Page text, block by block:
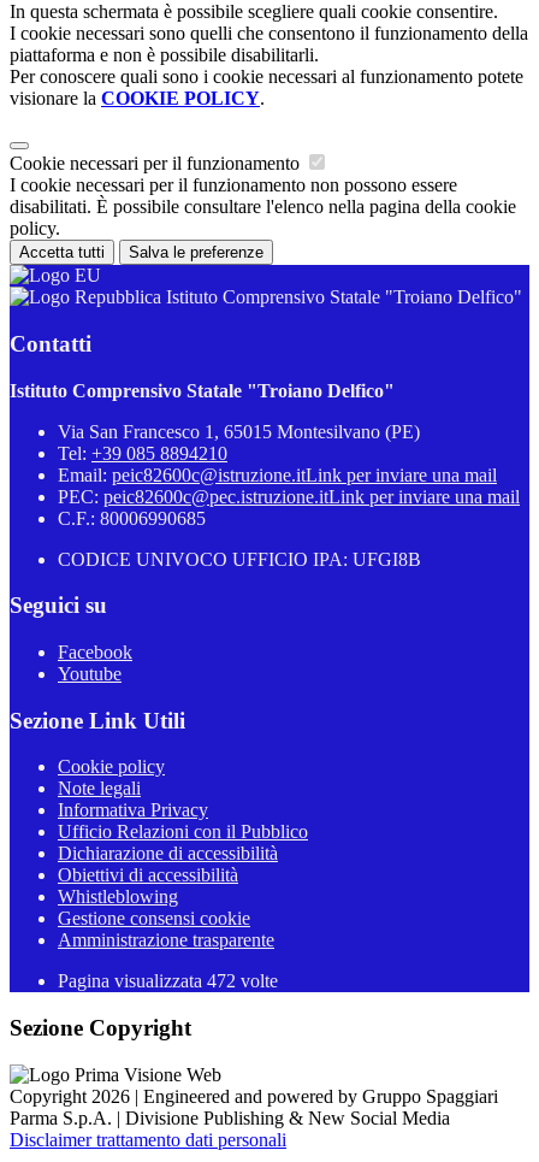
In questa schermata è possibile scegliere quali cookie consentire.
I cookie necessari sono quelli che consentono il funzionamento della
piattaforma e non è possibile disabilitarli.
Per conoscere quali sono i cookie necessari al funzionamento potete
visionare la COOKIE POLICY.
Cookie necessari per il funzionamento
I cookie necessari per il funzionamento non possono essere
disabilitati. È possibile consultare l'elenco nella pagina della cookie
policy.
Accetta tutti Salva le preferenze
Istituto Comprensivo Statale "Troiano Delfico"
Contatti
Istituto Comprensivo Statale "Troiano Delfico"
Via San Francesco 1, 65015 Montesilvano (PE)
Tel: +39 085 8894210
Email: peic82600c@istruzione.itLink per inviare una mail
PEC: peic82600c@pec.istruzione.itLink per inviare una mail
C.F.: 80006990685
CODICE UNIVOCO UFFICIO IPA: UFGI8B
Seguici su
Facebook
Youtube
Sezione Link Utili
Cookie policy
Note legali
Informativa Privacy
Ufficio Relazioni con il Pubblico
Dichiarazione di accessibilità
Obiettivi di accessibilità
Whistleblowing
Gestione consensi cookie
Amministrazione trasparente
Pagina visualizzata 472 volte
Sezione Copyright
Copyright 2026 | Engineered and powered by Gruppo Spaggiari
Parma S.p.A. | Divisione Publishing & New Social Media
Disclaimer trattamento dati personali